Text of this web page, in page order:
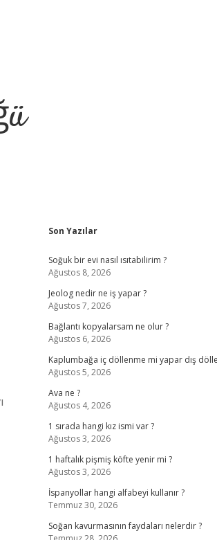
Sidebar
Son Yazılar
Soğuk bir evi nasıl ısıtabilirim ?
Ağustos 8, 2026
Jeolog nedir ne iş yapar ?
Ağustos 7, 2026
Bağlantı kopyalarsam ne olur ?
Ağustos 6, 2026
Kaplumbağa iç döllenme mi yapar dış
Ağustos 5, 2026
Ava ne ?
Ağustos 4, 2026
1 sırada hangi kız ismi var ?
Ağustos 3, 2026
1 haftalık pişmiş köfte yenir mi ?
Ağustos 3, 2026
İspanyollar hangi alfabeyi kullanır ?
Temmuz 30, 2026
Soğan kavurmasının faydaları nelerdir ?